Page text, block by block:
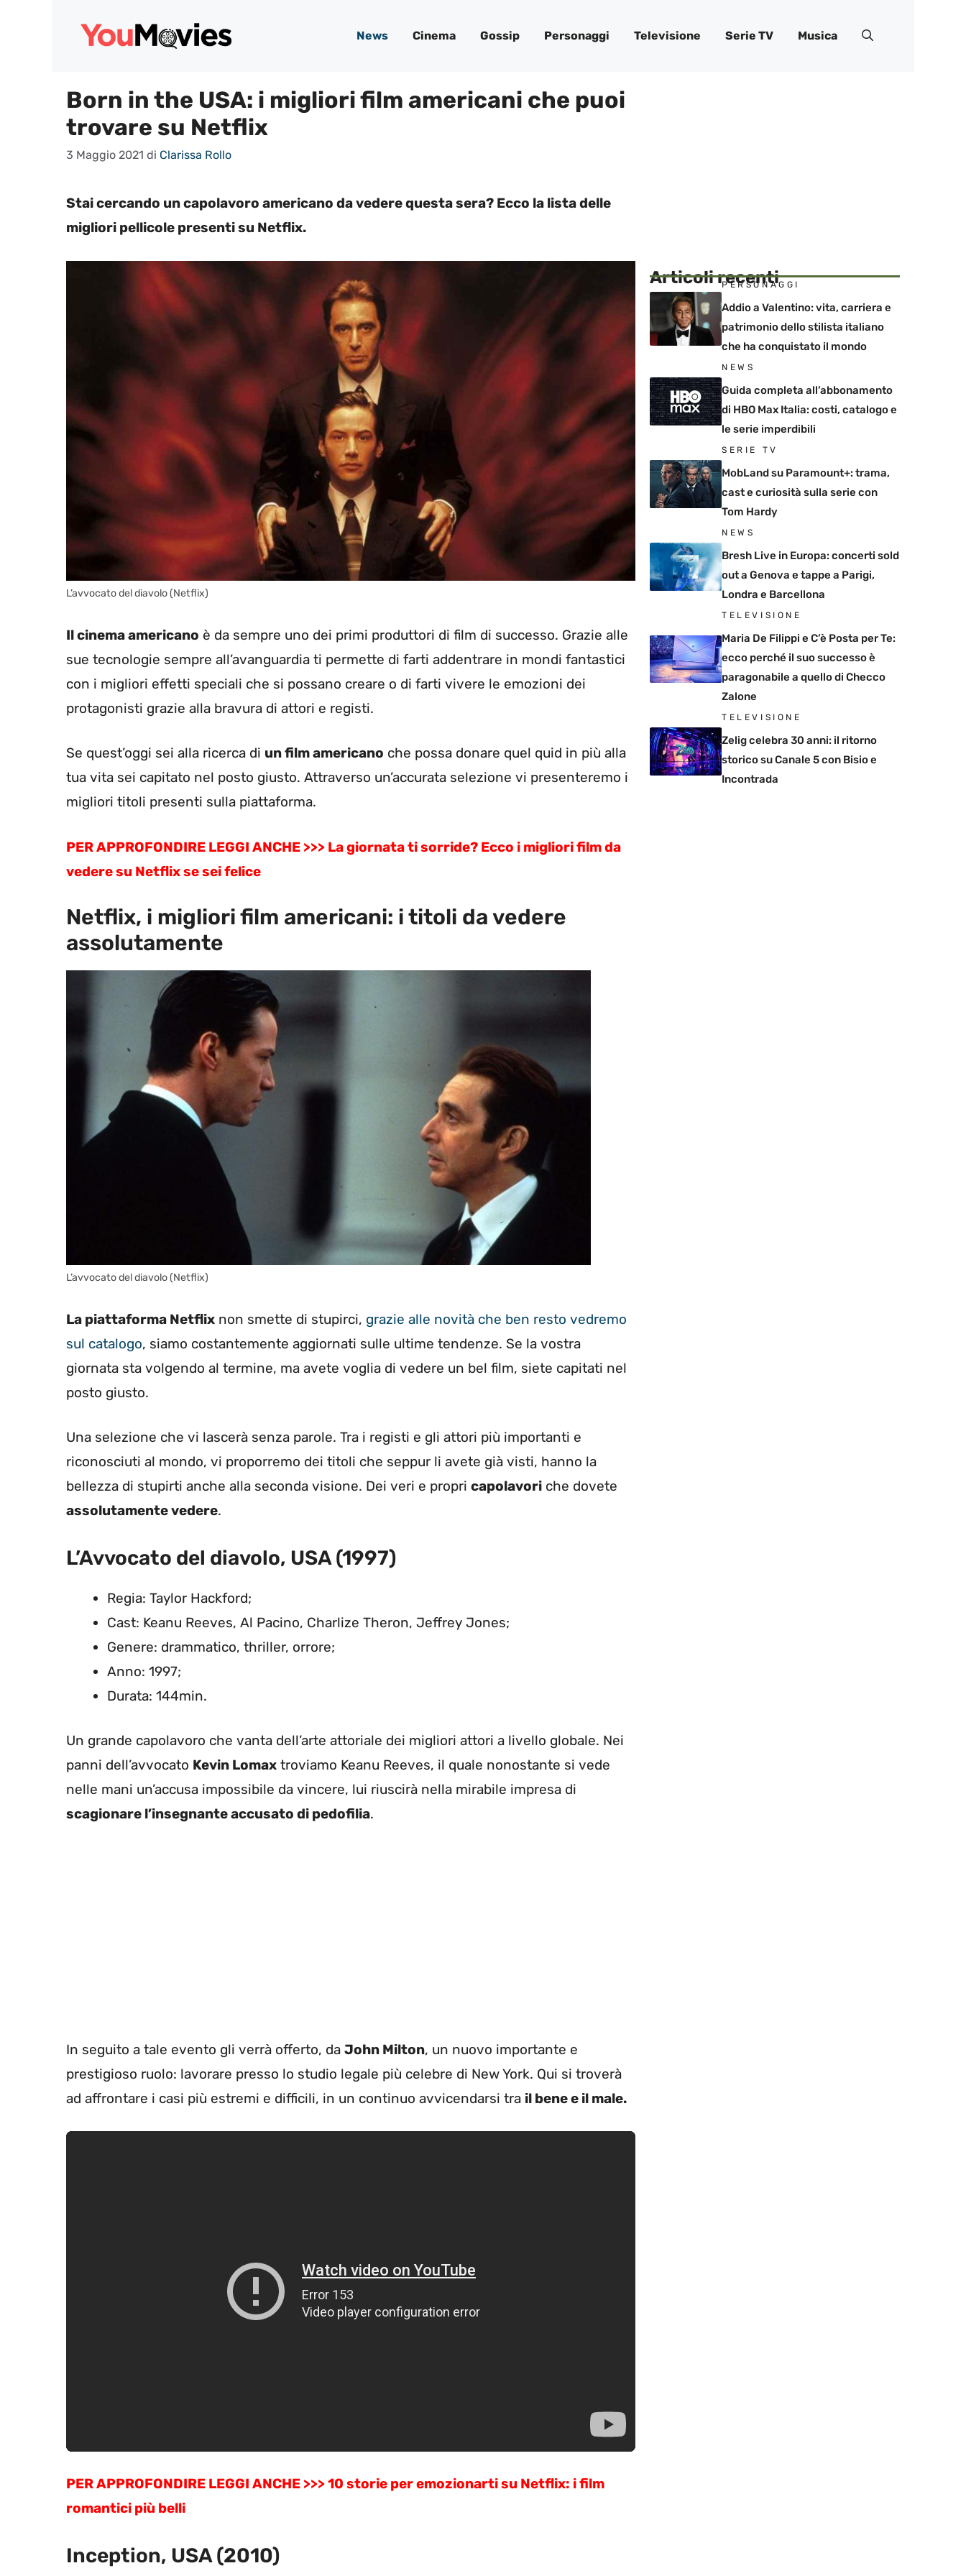
News Cinema Gossip Personaggi Televisione Serie TV Musica
Born in the USA: i migliori film americani che puoi
trovare su Netflix
3 Maggio 2021 di Clarissa Rollo
Stai cercando un capolavoro americano da vedere questa sera? Ecco la lista delle
migliori pellicole presenti su Netflix.
L’avvocato del diavolo (Netflix)
Il cinema americano è da sempre uno dei primi produttori di film di successo. Grazie alle
sue tecnologie sempre all’avanguardia ti permette di farti addentrare in mondi fantastici
con i migliori effetti speciali che si possano creare o di farti vivere le emozioni dei
protagonisti grazie alla bravura di attori e registi.
Se quest’oggi sei alla ricerca di un film americano che possa donare quel quid in più alla
tua vita sei capitato nel posto giusto. Attraverso un’accurata selezione vi presenteremo i
migliori titoli presenti sulla piattaforma.
PER APPROFONDIRE LEGGI ANCHE >>> La giornata ti sorride? Ecco i migliori film da
vedere su Netflix se sei felice
Netflix, i migliori film americani: i titoli da vedere
assolutamente
L’avvocato del diavolo (Netflix)
La piattaforma Netflix non smette di stupirci, grazie alle novità che ben resto vedremo
sul catalogo, siamo costantemente aggiornati sulle ultime tendenze. Se la vostra
giornata sta volgendo al termine, ma avete voglia di vedere un bel film, siete capitati nel
posto giusto.
Una selezione che vi lascerà senza parole. Tra i registi e gli attori più importanti e
riconosciuti al mondo, vi proporremo dei titoli che seppur li avete già visti, hanno la
bellezza di stupirti anche alla seconda visione. Dei veri e propri capolavori che dovete
assolutamente vedere.
L’Avvocato del diavolo, USA (1997)
Regia: Taylor Hackford;
Cast: Keanu Reeves, Al Pacino, Charlize Theron, Jeffrey Jones;
Genere: drammatico, thriller, orrore;
Anno: 1997;
Durata: 144min.
Un grande capolavoro che vanta dell’arte attoriale dei migliori attori a livello globale. Nei
panni dell’avvocato Kevin Lomax troviamo Keanu Reeves, il quale nonostante si vede
nelle mani un’accusa impossibile da vincere, lui riuscirà nella mirabile impresa di
scagionare l’insegnante accusato di pedofilia.
In seguito a tale evento gli verrà offerto, da John Milton, un nuovo importante e
prestigioso ruolo: lavorare presso lo studio legale più celebre di New York. Qui si troverà
ad affrontare i casi più estremi e difficili, in un continuo avvicendarsi tra il bene e il male.
PER APPROFONDIRE LEGGI ANCHE >>> 10 storie per emozionarti su Netflix: i film
romantici più belli
Inception, USA (2010)
Articoli recenti
PERSONAGGI
Addio a Valentino: vita, carriera e
patrimonio dello stilista italiano
che ha conquistato il mondo
NEWS
Guida completa all’abbonamento
di HBO Max Italia: costi, catalogo e
le serie imperdibili
SERIE TV
MobLand su Paramount+: trama,
cast e curiosità sulla serie con
Tom Hardy
NEWS
Bresh Live in Europa: concerti sold
out a Genova e tappe a Parigi,
Londra e Barcellona
TELEVISIONE
Maria De Filippi e C’è Posta per Te:
ecco perché il suo successo è
paragonabile a quello di Checco
Zalone
TELEVISIONE
Zelig celebra 30 anni: il ritorno
storico su Canale 5 con Bisio e
Incontrada